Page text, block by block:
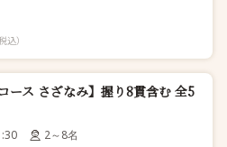
込）
コース さざなみ】握り8貫含む 全5
2～8名